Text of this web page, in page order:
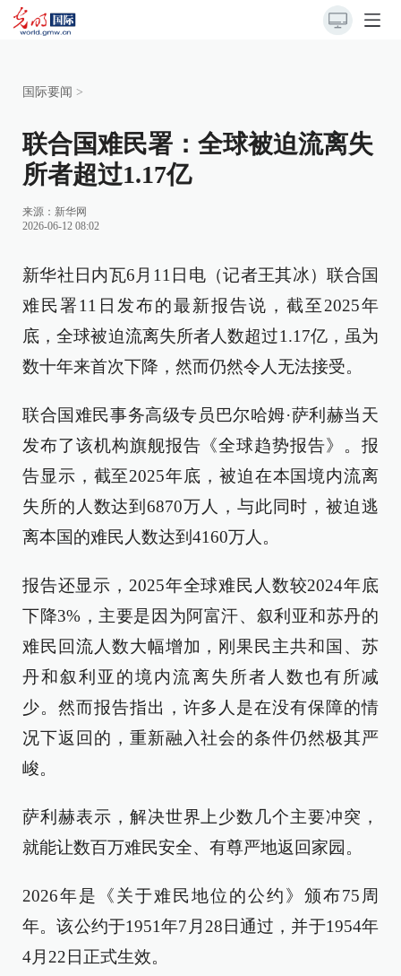
国际要闻 >
联合国难民署：全球被迫流离失
所者超过1.17亿
来源： 新华网
2026-06-12 08:02
新华社日内瓦6月11日电（记者王其冰）联合国
难民署11日发布的最新报告说，截至2025年
底，全球被迫流离失所者人数超过1.17亿，虽为
数十年来首次下降，然而仍然令人无法接受。
联合国难民事务高级专员巴尔哈姆·萨利赫当天
发布了该机构旗舰报告《全球趋势报告》。报
告显示，截至2025年底，被迫在本国境内流离
失所的人数达到6870万人，与此同时，被迫逃
离本国的难民人数达到4160万人。
报告还显示，2025年全球难民人数较2024年底
下降3%，主要是因为阿富汗、叙利亚和苏丹的
难民回流人数大幅增加，刚果民主共和国、苏
丹和叙利亚的境内流离失所者人数也有所减
少。然而报告指出，许多人是在没有保障的情
况下返回的，重新融入社会的条件仍然极其严
峻。
萨利赫表示，解决世界上少数几个主要冲突，
就能让数百万难民安全、有尊严地返回家园。
2026年是《关于难民地位的公约》颁布75周
年。该公约于1951年7月28日通过，并于1954年
4月22日正式生效。